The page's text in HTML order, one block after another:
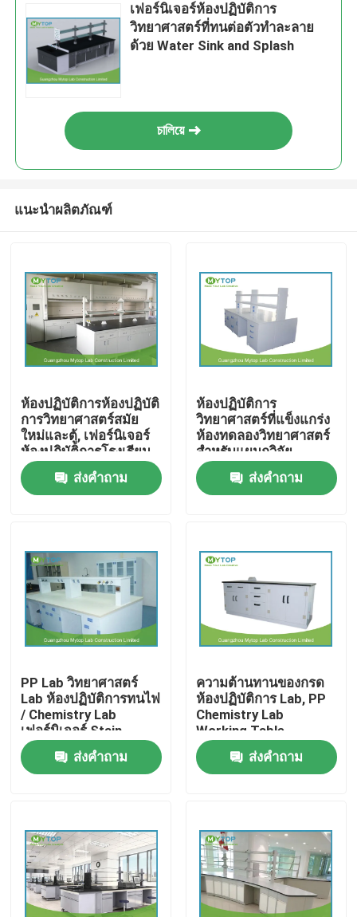
บ้าน
เกี่ยวกับเรา
ทัวร์โรงงาน
เฟอร์นิเจอร์ห้องปฏิบัติการสมัยใหม่
ห้องปฏิบัติการห้องปฏิบัติการมหาวิทยาลัย
ห้องปฏิบัติการห้องปฏิบัติการวิทยาศาสตร์
เฟอร์นิเจอร์ห้องปฏิบัติการโลหะ
เฟอร์นิเจอร์ห้องปฏิบัติการ
วิทยาศาสตร์ที่ทนต่อตัวทำละลาย
ด้วย Water Sink and Splash
চালিয়ে
แนะนำผลิตภัณฑ์
ห้องปฏิบัติการห้องปฏิบัติ
การวิทยาศาสตร์สมัย
ใหม่และตู้, เฟอร์นิเจอร์
ห้องปฏิบัติการโรงเรียน
ส่งคำถาม
ห้องปฏิบัติการ
วิทยาศาสตร์ที่แข็งแกร่ง
ห้องทดลองวิทยาศาสตร์
สำหรับแผนกวิจัย
ส่งคำถาม
PP Lab วิทยาศาสตร์
Lab ห้องปฏิบัติการทนไฟ
/ Chemistry Lab
เฟอร์นิเจอร์ Stain
Resistant
ส่งคำถาม
ความต้านทานของกรด
ห้องปฏิบัติการ Lab, PP
Chemistry Lab
Working Table
ส่งคำถาม